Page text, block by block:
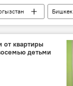
Бишкек
дети
ГКНБ
от квартиры
детьми